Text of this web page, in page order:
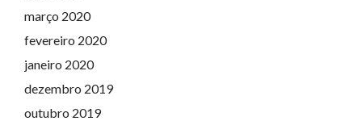
março 2020
fevereiro 2020
janeiro 2020
dezembro 2019
outubro 2019